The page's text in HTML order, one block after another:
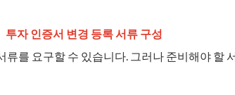
투자 인증서 변경 등록 서류 구성
를 요구할 수 있습니다. 그러나 준비해야 할